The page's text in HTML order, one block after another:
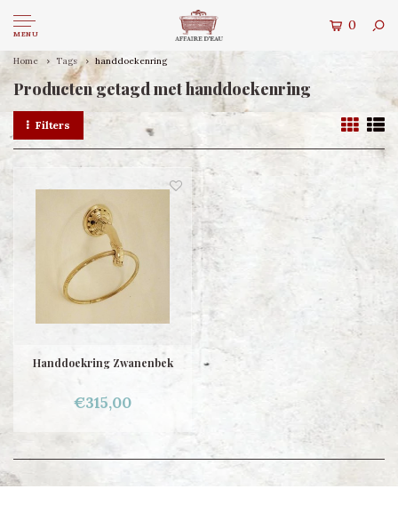
MENU
0
Home Tags handdoekenring
Producten getagd met handdoekenring
Filters
Handdoekring Zwanenbek
€315,00